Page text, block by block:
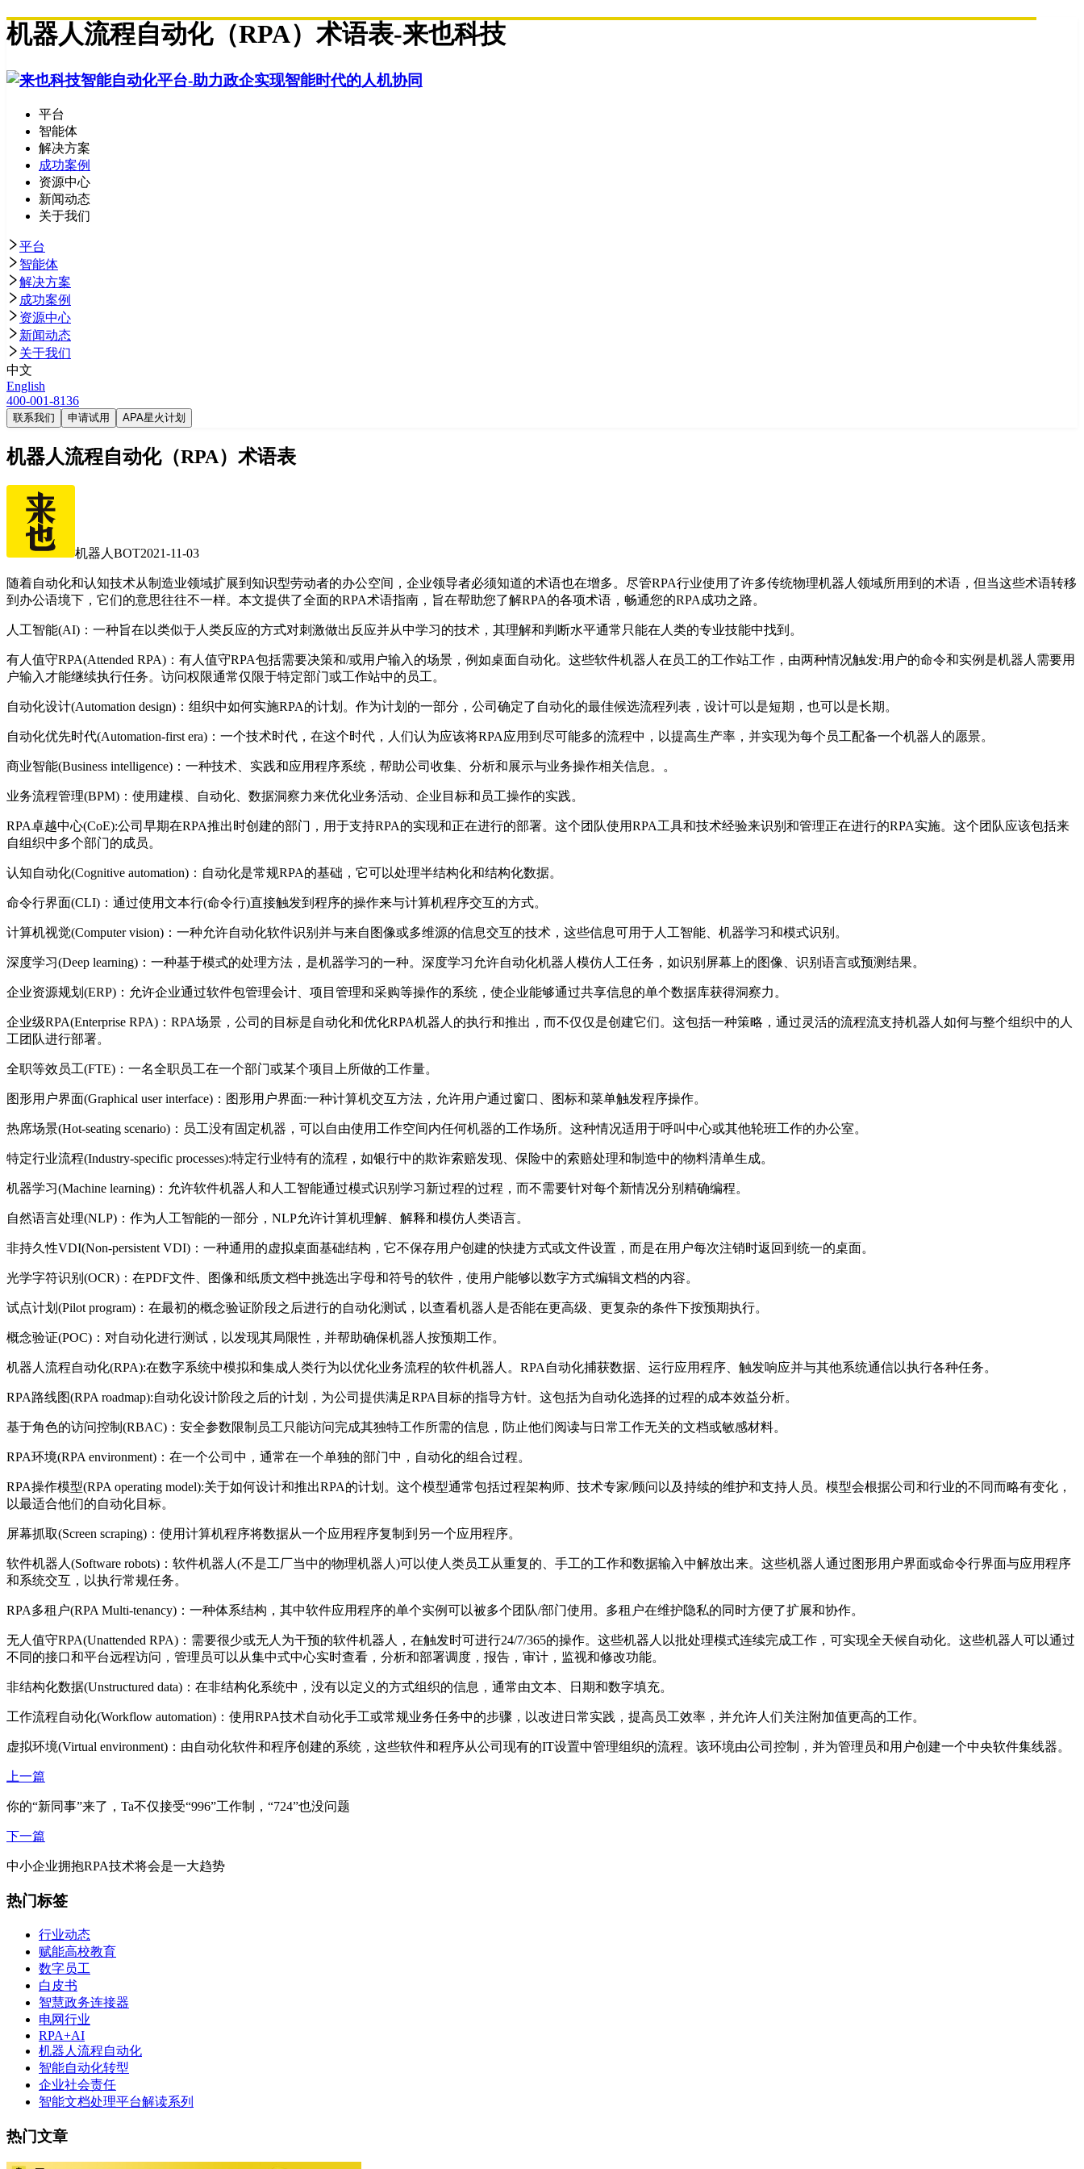
机器人流程自动化（RPA）术语表-来也科技
平台
智能体
解决方案
成功案例
资源中心
新闻动态
关于我们
平台
智能体
解决方案
成功案例
资源中心
新闻动态
关于我们
中文
English
400-001-8136
联系我们 申请试用 APA星火计划
机器人流程自动化（RPA）术语表
机器人BOT2021-11-03
随着自动化和认知技术从制造业领域扩展到知识型劳动者的办公空间，企业领导者必须知道的术语也在增多。尽管RPA行业使用了许多传统物理机器人领域所用到的术语，但当这些术语转移
到办公语境下，它们的意思往往不一样。本文提供了全面的RPA术语指南，旨在帮助您了解RPA的各项术语，畅通您的RPA成功之路。
人工智能(AI)：一种旨在以类似于人类反应的方式对刺激做出反应并从中学习的技术，其理解和判断水平通常只能在人类的专业技能中找到。
有人值守RPA(Attended RPA)：有人值守RPA包括需要决策和/或用户输入的场景，例如桌面自动化。这些软件机器人在员工的工作站工作，由两种情况触发:用户的命令和实例是机器人需要用
户输入才能继续执行任务。访问权限通常仅限于特定部门或工作站中的员工。
自动化设计(Automation design)：组织中如何实施RPA的计划。作为计划的一部分，公司确定了自动化的最佳候选流程列表，设计可以是短期，也可以是长期。
自动化优先时代(Automation-first era)：一个技术时代，在这个时代，人们认为应该将RPA应用到尽可能多的流程中，以提高生产率，并实现为每个员工配备一个机器人的愿景。
商业智能(Business intelligence)：一种技术、实践和应用程序系统，帮助公司收集、分析和展示与业务操作相关信息。。
业务流程管理(BPM)：使用建模、自动化、数据洞察力来优化业务活动、企业目标和员工操作的实践。
RPA卓越中心(CoE):公司早期在RPA推出时创建的部门，用于支持RPA的实现和正在进行的部署。这个团队使用RPA工具和技术经验来识别和管理正在进行的RPA实施。这个团队应该包括来
自组织中多个部门的成员。
认知自动化(Cognitive automation)：自动化是常规RPA的基础，它可以处理半结构化和结构化数据。
命令行界面(CLI)：通过使用文本行(命令行)直接触发到程序的操作来与计算机程序交互的方式。
计算机视觉(Computer vision)：一种允许自动化软件识别并与来自图像或多维源的信息交互的技术，这些信息可用于人工智能、机器学习和模式识别。
深度学习(Deep learning)：一种基于模式的处理方法，是机器学习的一种。深度学习允许自动化机器人模仿人工任务，如识别屏幕上的图像、识别语言或预测结果。
企业资源规划(ERP)：允许企业通过软件包管理会计、项目管理和采购等操作的系统，使企业能够通过共享信息的单个数据库获得洞察力。
企业级RPA(Enterprise RPA)：RPA场景，公司的目标是自动化和优化RPA机器人的执行和推出，而不仅仅是创建它们。这包括一种策略，通过灵活的流程流支持机器人如何与整个组织中的人
工团队进行部署。
全职等效员工(FTE)：一名全职员工在一个部门或某个项目上所做的工作量。
图形用户界面(Graphical user interface)：图形用户界面:一种计算机交互方法，允许用户通过窗口、图标和菜单触发程序操作。
热席场景(Hot-seating scenario)：员工没有固定机器，可以自由使用工作空间内任何机器的工作场所。这种情况适用于呼叫中心或其他轮班工作的办公室。
特定行业流程(Industry-specific processes):特定行业特有的流程，如银行中的欺诈索赔发现、保险中的索赔处理和制造中的物料清单生成。
机器学习(Machine learning)：允许软件机器人和人工智能通过模式识别学习新过程的过程，而不需要针对每个新情况分别精确编程。
自然语言处理(NLP)：作为人工智能的一部分，NLP允许计算机理解、解释和模仿人类语言。
非持久性VDI(Non-persistent VDI)：一种通用的虚拟桌面基础结构，它不保存用户创建的快捷方式或文件设置，而是在用户每次注销时返回到统一的桌面。
光学字符识别(OCR)：在PDF文件、图像和纸质文档中挑选出字母和符号的软件，使用户能够以数字方式编辑文档的内容。
试点计划(Pilot program)：在最初的概念验证阶段之后进行的自动化测试，以查看机器人是否能在更高级、更复杂的条件下按预期执行。
概念验证(POC)：对自动化进行测试，以发现其局限性，并帮助确保机器人按预期工作。
机器人流程自动化(RPA):在数字系统中模拟和集成人类行为以优化业务流程的软件机器人。RPA自动化捕获数据、运行应用程序、触发响应并与其他系统通信以执行各种任务。
RPA路线图(RPA roadmap):自动化设计阶段之后的计划，为公司提供满足RPA目标的指导方针。这包括为自动化选择的过程的成本效益分析。
基于角色的访问控制(RBAC)：安全参数限制员工只能访问完成其独特工作所需的信息，防止他们阅读与日常工作无关的文档或敏感材料。
RPA环境(RPA environment)：在一个公司中，通常在一个单独的部门中，自动化的组合过程。
RPA操作模型(RPA operating model):关于如何设计和推出RPA的计划。这个模型通常包括过程架构师、技术专家/顾问以及持续的维护和支持人员。模型会根据公司和行业的不同而略有变化，
以最适合他们的自动化目标。
屏幕抓取(Screen scraping)：使用计算机程序将数据从一个应用程序复制到另一个应用程序。
软件机器人(Software robots)：软件机器人(不是工厂当中的物理机器人)可以使人类员工从重复的、手工的工作和数据输入中解放出来。这些机器人通过图形用户界面或命令行界面与应用程序
和系统交互，以执行常规任务。
RPA多租户(RPA Multi-tenancy)：一种体系结构，其中软件应用程序的单个实例可以被多个团队/部门使用。多租户在维护隐私的同时方便了扩展和协作。
无人值守RPA(Unattended RPA)：需要很少或无人为干预的软件机器人，在触发时可进行24/7/365的操作。这些机器人以批处理模式连续完成工作，可实现全天候自动化。这些机器人可以通过
不同的接口和平台远程访问，管理员可以从集中式中心实时查看，分析和部署调度，报告，审计，监视和修改功能。
非结构化数据(Unstructured data)：在非结构化系统中，没有以定义的方式组织的信息，通常由文本、日期和数字填充。
工作流程自动化(Workflow automation)：使用RPA技术自动化手工或常规业务任务中的步骤，以改进日常实践，提高员工效率，并允许人们关注附加值更高的工作。
虚拟环境(Virtual environment)：由自动化软件和程序创建的系统，这些软件和程序从公司现有的IT设置中管理组织的流程。该环境由公司控制，并为管理员和用户创建一个中央软件集线器。
上一篇
你的“新同事”来了，Ta不仅接受“996”工作制，“724”也没问题
下一篇
中小企业拥抱RPA技术将会是一大趋势
热门标签
行业动态
赋能高校教育
数字员工
白皮书
智慧政务连接器
电网行业
RPA+AI
机器人流程自动化
智能自动化转型
企业社会责任
智能文档处理平台解读系列
热门文章